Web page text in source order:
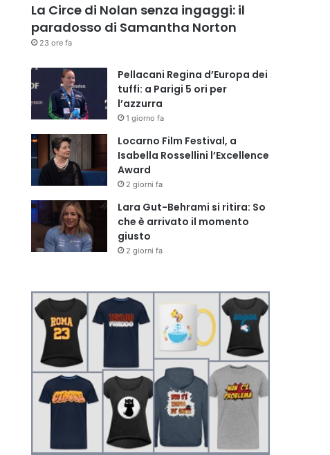
La Circe di Nolan senza ingaggi: il
paradosso di Samantha Norton
23 ore fa
Pellacani Regina d’Europa dei
tuffi: a Parigi 5 ori per
l’azzurra
1 giorno fa
Locarno Film Festival, a
Isabella Rossellini l’Excellence
Award
2 giorni fa
Lara Gut-Behrami si ritira: So
che è arrivato il momento
giusto
2 giorni fa